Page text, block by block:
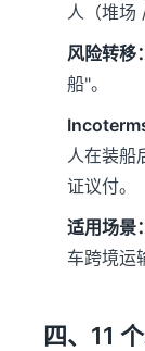
人（堆场
风险转移：
船"。
人在装船
证议付。
适用场景：
车跨境运
四、11